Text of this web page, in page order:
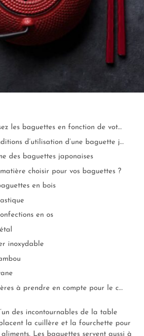
Choisissez les baguettes en fonction de votre usage
Les conditions d’utilisation d’une baguette japonaise
des baguettes japonaises
choisir pour vos baguettes ?
en bois
en os
inoxydable
Les critères à prendre en compte pour le choix de vos baguettes
des incontournables de la table
la cuillère et la fourchette pour
Les baguettes servent aussi à